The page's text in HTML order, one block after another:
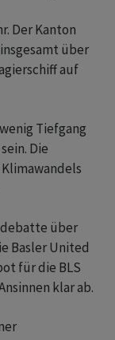
Der Kanton
über
auf
Tiefgang
Die
über
Basler United
für die BLS
klar ab.